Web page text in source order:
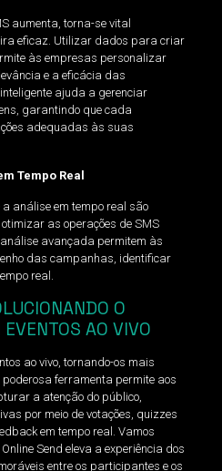
aumenta, torna-se vital
eficaz. Utilizar dados para criar
às empresas personalizar
e a eficácia das
ajuda a gerenciar
garantindo que cada
adequadas às suas
Tempo Real
análise em tempo real são
as operações de SMS
avançada permitem às
das campanhas, identificar
real.
O
AO VIVO
ao vivo, tornando-os mais
poderosa ferramenta permite aos
a atenção do público,
por meio de votações, quizzes
em tempo real. Vamos
Send eleva a experiência dos
entre os participantes e os